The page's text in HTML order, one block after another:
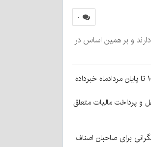
۰
فرصت دارند و بر همین اساس در
به گزارش کرمان‌نو، پیش از اتفاقات اخیر و تحمیل جنگ به کشور، سازمان امور مالیاتی از تمدید زمان ارائه اظهارنامه مشاغل یا همان اظهارنامه تبصره ماده ۱۰۰ تا پایان مردادماه خبرداده
مشاغل و پرداخت مالیات متعلق
برای صاحبان اصناف